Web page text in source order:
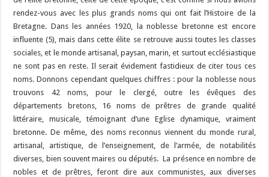
rendez-vous avec les plus grands noms qui ont fait l’Histoire de la
Bretagne. Dans les années 1920, la noblesse bretonne est encore
influente (5), mais dans cette élite se retrouve aussi toutes les classes
sociales, et le monde artisanal, paysan, marin, et surtout ecclésiastique
ne sont pas en reste. Il serait évidement fastidieux de citer tous ces
noms. Donnons cependant quelques chiffres : pour la noblesse nous
trouvons 42 noms, pour le clergé, outre les évêques des
départements bretons, 16 noms de prêtres de grande qualité
littéraire, musicale, témoignant d’une Eglise dynamique, vraiment
bretonne. De même, des noms reconnus viennent du monde rural,
artisanal, artistique, de l’enseignement, de l’armée, de notabilités
diverses, bien souvent maires ou députés. La présence en nombre de
nobles et de prêtres, feront dire aux communistes, aux diverses